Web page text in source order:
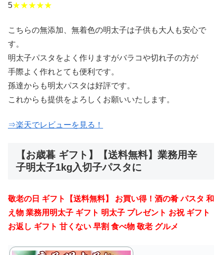
5★★★★★
こちらの無添加、無着色の明太子は子供も大人も安心で
す。
明太子パスタをよく作りますがバラコや切れ子の方が
手際よく作れとても便利です。
孫達からも明太パスタは好評です。
これからも提供をよろしくお願いいたします。
⇒楽天でレビューを見る！
【お歳暮 ギフト】【送料無料】業務用辛
子明太子1kg入切子パスタに
敬老の日 ギフト【送料無料】 お買い得！酒の肴 パスタ 和
え物 業務用明太子 ギフト 明太子 プレゼント お祝 ギフト
お返し ギフト 甘くない 早割 食べ物 敬老 グルメ